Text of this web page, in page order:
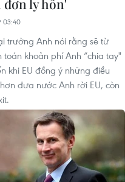
đơn ly hôn'
trưởng Anh nói rằng sẽ từ
toán khoản phí Anh “chia tay"
khi EU đồng ý những điều
đưa nước Anh rời EU, còn